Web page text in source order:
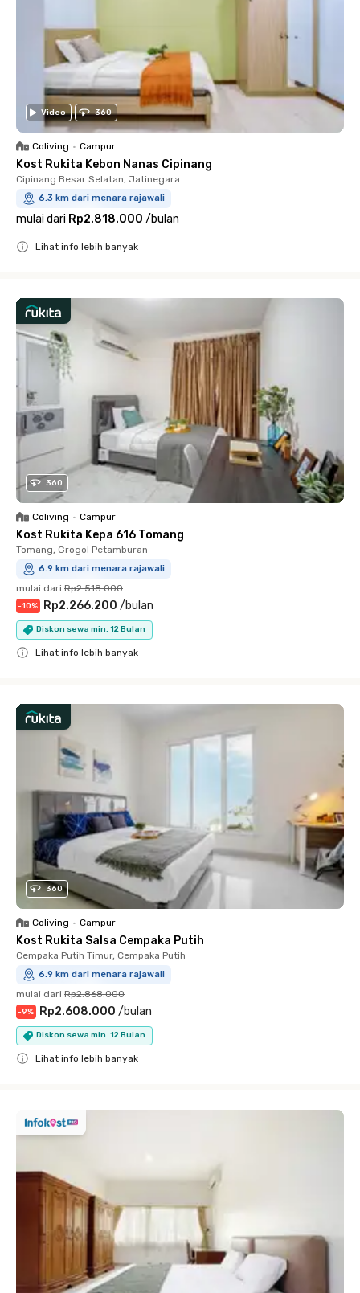
Video 360
Coliving • Campur
Kost Rukita Kebon Nanas Cipinang
Cipinang Besar Selatan, Jatinegara
6.3 km dari menara rajawali
mulai dari Rp2.818.000 /bulan
Lihat info lebih banyak
360
Coliving • Campur
Kost Rukita Kepa 616 Tomang
Tomang, Grogol Petamburan
6.9 km dari menara rajawali
mulai dari Rp2.518.000
-10% Rp2.266.200 /bulan
Diskon sewa min. 12 Bulan
Lihat info lebih banyak
360
Coliving • Campur
Kost Rukita Salsa Cempaka Putih
Cempaka Putih Timur, Cempaka Putih
6.9 km dari menara rajawali
mulai dari Rp2.868.000
-9% Rp2.608.000 /bulan
Diskon sewa min. 12 Bulan
Lihat info lebih banyak